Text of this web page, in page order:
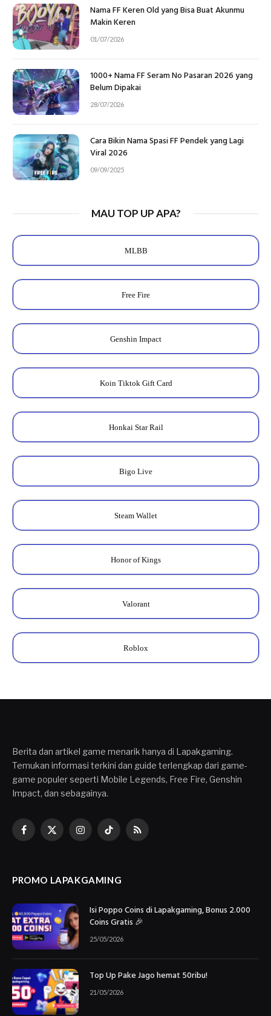
Nama FF Keren Old yang Bisa Buat Akunmu
Makin Keren
01/07/2026
1000+ Nama FF Seram No Pasaran 2026 yang
Belum Dipakai
28/07/2026
Cara Bikin Nama Spasi FF Pendek yang Lagi
Viral 2026
09/09/2025
MAU TOP UP APA?
MLBB
Free Fire
Genshin Impact
Koin Tiktok Gift Card
Honkai Star Rail
Bigo Live
Steam Wallet
Honor of Kings
Valorant
Roblox
Berita dan artikel game menarik hanya di Lapakgaming.
Temukan informasi terkini dan guide terlengkap dari game-
game populer seperti Mobile Legends, Free Fire, Genshin
Impact, dan sebagainya.
Facebook
X
InstagramTikTokRSS
PROMO LAPAKGAMING
Isi Poppo Coins di Lapakgaming, Bonus 2.000
Coins Gratis 🎉
25/05/2026
Top Up Pake Jago hemat 50ribu!
21/05/2026